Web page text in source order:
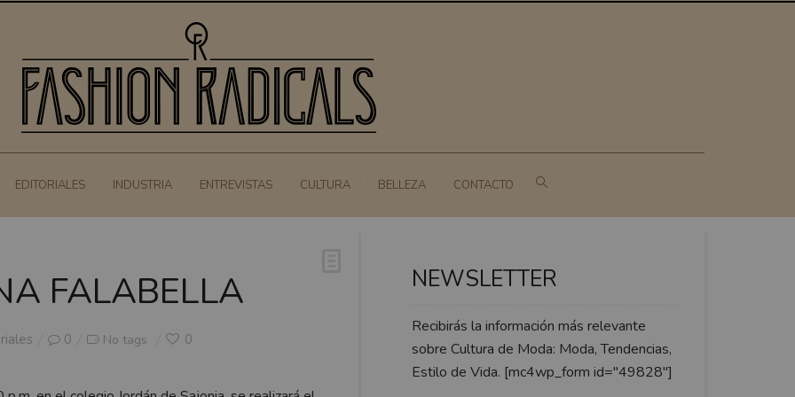
EDITORIALES INDUSTRIA ENTREVISTAS CULTURA BELLEZA CONTACTO
FALABELLA
0 No tags 0
NEWSLETTER
Recibirás la información más relevante
sobre Cultura de Moda: Moda, Tendencias,
Estilo de Vida. [mc4wp_form id="49828"]